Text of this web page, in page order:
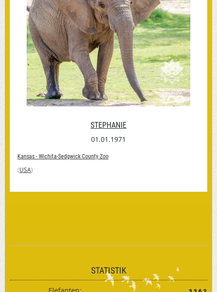
STEPHANIE
01.01.1971
Kansas - Wichita-Sedgwick County Zoo
(USA)
STATISTIK
Elefanten: